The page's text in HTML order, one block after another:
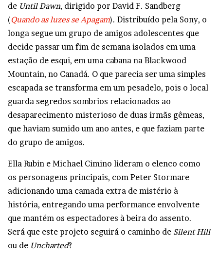
de Until Dawn, dirigido por David F. Sandberg
(Quando as luzes se Apagam). Distribuído pela Sony, o
longa segue um grupo de amigos adolescentes que
decide passar um fim de semana isolados em uma
estação de esqui, em uma cabana na Blackwood
Mountain, no Canadá. O que parecia ser uma simples
escapada se transforma em um pesadelo, pois o local
guarda segredos sombrios relacionados ao
desaparecimento misterioso de duas irmãs gêmeas,
que haviam sumido um ano antes, e que faziam parte
do grupo de amigos.
Ella Rubin e Michael Cimino lideram o elenco como
os personagens principais, com Peter Stormare
adicionando uma camada extra de mistério à
história, entregando uma performance envolvente
que mantém os espectadores à beira do assento.
Será que este projeto seguirá o caminho de Silent Hill
ou de Uncharted?